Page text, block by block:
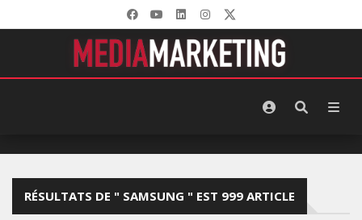
RÉSULTATS DE " SAMSUNG " EST 999 ARTICLE